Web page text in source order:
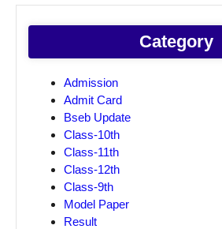
Category
Admission
Admit Card
Bseb Update
Class-10th
Class-11th
Class-12th
Class-9th
Model Paper
Result